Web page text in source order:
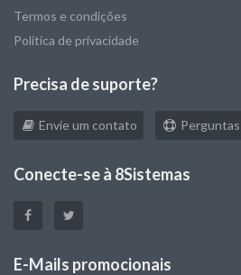
Termos e condições
Politica de privacidade
Precisa de suporte?
Envie um contato
Conecte-se à 8Sistemas
E-Mails promocionais